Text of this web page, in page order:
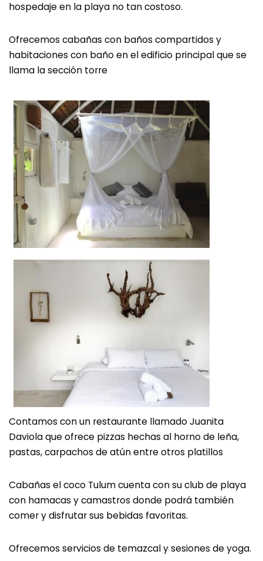
hospedaje en la playa no tan costoso.
Ofrecemos cabañas con baños compartidos y
habitaciones con baño en el edificio principal que se
llama la sección torre
Contamos con un restaurante llamado Juanita
Daviola que ofrece pizzas hechas al horno de leña,
pastas, carpachos de atún entre otros platillos
Cabañas el coco Tulum cuenta con su club de playa
con hamacas y camastros donde podrá también
comer y disfrutar sus bebidas favoritas.
Ofrecemos servicios de temazcal y sesiones de yoga.